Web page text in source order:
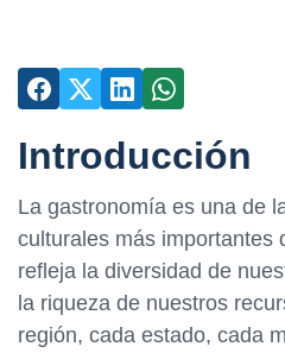
Introducción
La gastronomía es una de
culturales más importantes
refleja la diversidad de
la riqueza de nuestros
región, cada estado, cada